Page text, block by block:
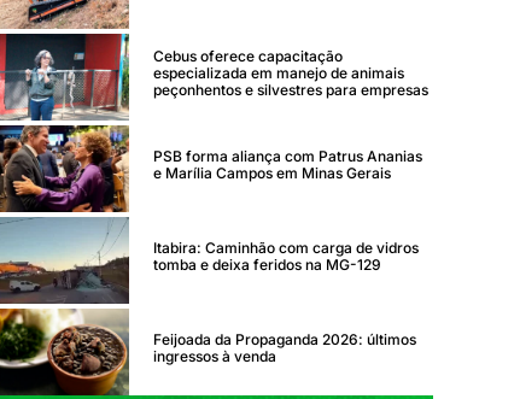
Cebus oferece capacitação
especializada em manejo de animais
peçonhentos e silvestres para empresas
PSB forma aliança com Patrus Ananias
e Marília Campos em Minas Gerais
Itabira: Caminhão com carga de vidros
tomba e deixa feridos na MG-129
Feijoada da Propaganda 2026: últimos
ingressos à venda